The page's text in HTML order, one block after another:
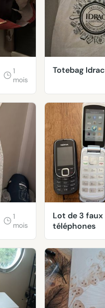
1
mois
Totebag Idrac
1
mois
Lot de 3 faux
téléphones